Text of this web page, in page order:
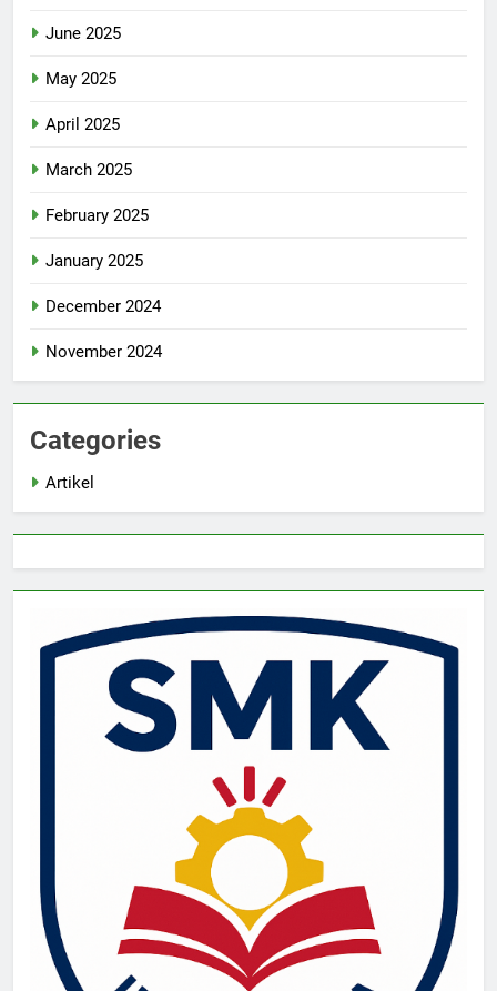
June 2025
May 2025
April 2025
March 2025
February 2025
January 2025
December 2024
November 2024
Categories
Artikel